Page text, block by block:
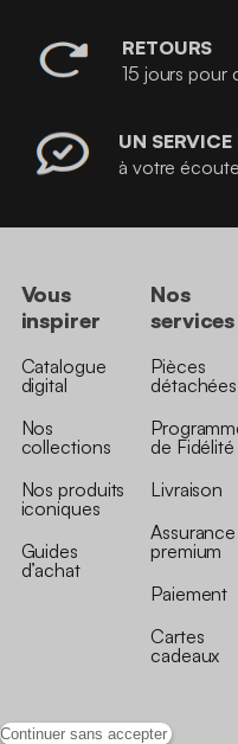
Continuer sans accepter
RETOURS
15 jours pour
UN
à votre écoute
Vous
inspirer
Catalogue
digital
Nos
collections
Nos produits
iconiques
Guides
d’achat
Nos
services
Pièces
détachées
de Fidélité
Livraison
Assurance
premium
Paiement
Cartes
cadeaux